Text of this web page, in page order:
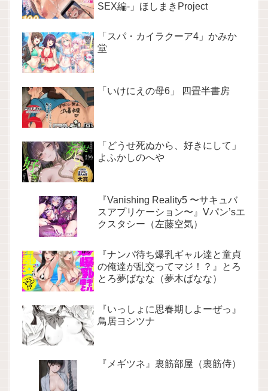
SEX編-」ほしまきProject
「スパ・カイラクーア4」かみか
堂
「いけにえの母6」 四畳半書房
「どうせ死ぬから、好きにして」
よふかしのへや
『Vanishing Reality5 〜サキュバ
スアプリケーション〜』Vパン’sエ
クスタシー（左藤空気）
『ナンパ待ち爆乳ギャル達と童貞
の俺達が乱交ってマジ！？』とろ
とろ夢ばなな（夢木ばなな）
『いっしょに思春期しよーぜっ』
鳥居ヨシツナ
『メギツネ』裏筋部屋（裏筋侍）